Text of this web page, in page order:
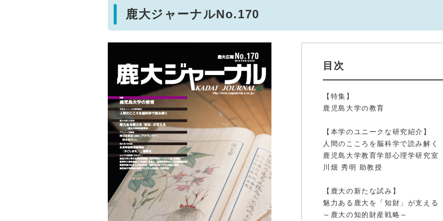
鹿大ジャーナルNo.170
目次
【特集】
鹿児島大学の教育
【本学のユニークな研究紹介】
人間のこころを脳科学で読み解く
鹿児島大学教育学部心理学研究室
川畑 秀明 助教授
【鹿大の新たな試み】
魅力ある鹿大を「知財」が支える
～鹿大の知的財産戦略～